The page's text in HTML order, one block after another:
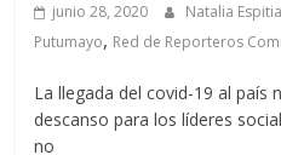
junio 28, 2020 Natalia Espitia
Putumayo, Red de Reporteros
La llegada del covid-19 al país
descanso para los líderes
no